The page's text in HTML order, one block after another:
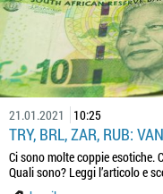
21.01.2021 10:25
TRY, BRL, ZAR, RUB:
Ci sono molte coppie esotiche.
Quali sono? Leggi l’articolo e